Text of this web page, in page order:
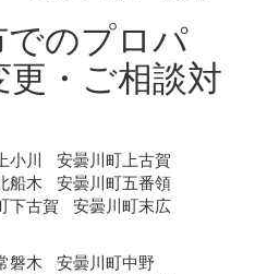
のプロパ
・ご相談対
小川
安曇川町上古賀
船木
安曇川町五番領
下古賀
安曇川町末広
磐木
安曇川町中野